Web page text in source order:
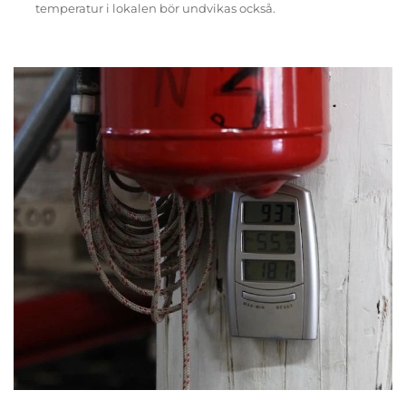
temperatur i lokalen bör undvikas också.